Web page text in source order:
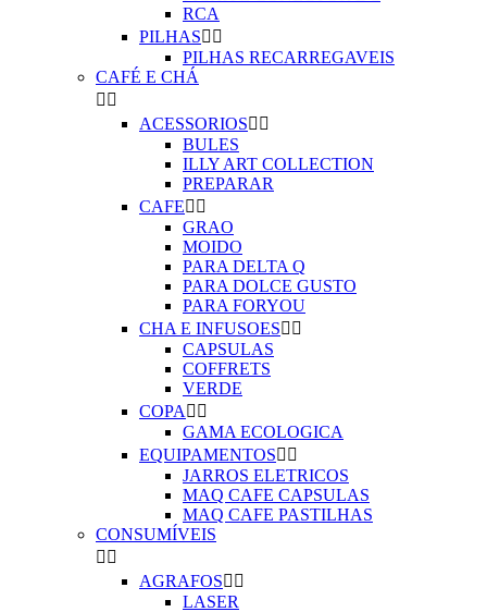
RCA
PILHAS 
PILHAS RECARREGAVEIS
CAFÉ E CHÁ
 
ACESSORIOS 
BULES
ILLY ART COLLECTION
PREPARAR
CAFE 
GRAO
MOIDO
PARA DELTA Q
PARA DOLCE GUSTO
PARA FORYOU
CHA E INFUSOES 
CAPSULAS
COFFRETS
VERDE
COPA  
GAMA ECOLOGICA
EQUIPAMENTOS 
JARROS ELETRICOS
MAQ CAFE CAPSULAS
MAQ CAFE PASTILHAS
CONSUMÍVEIS
 
AGRAFOS 
LASER